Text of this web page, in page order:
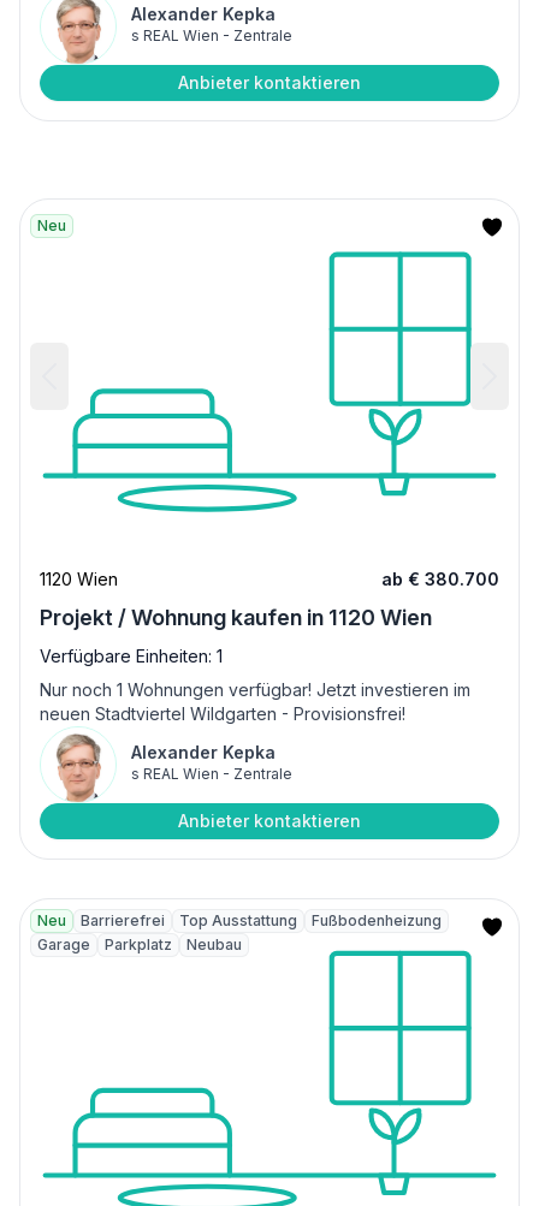
Alexander Kepka
s REAL Wien - Zentrale
Anbieter kontaktieren
Neu
1120 Wien ab € 380.700
Projekt / Wohnung kaufen in 1120 Wien
Verfügbare Einheiten: 1
Nur noch 1 Wohnungen verfügbar! Jetzt investieren im
neuen Stadtviertel Wildgarten - Provisionsfrei!
Alexander Kepka
s REAL Wien - Zentrale
Anbieter kontaktieren
Neu Barrierefrei Top Ausstattung
Fußbodenheizung
Garage
Parkplatz Neubau